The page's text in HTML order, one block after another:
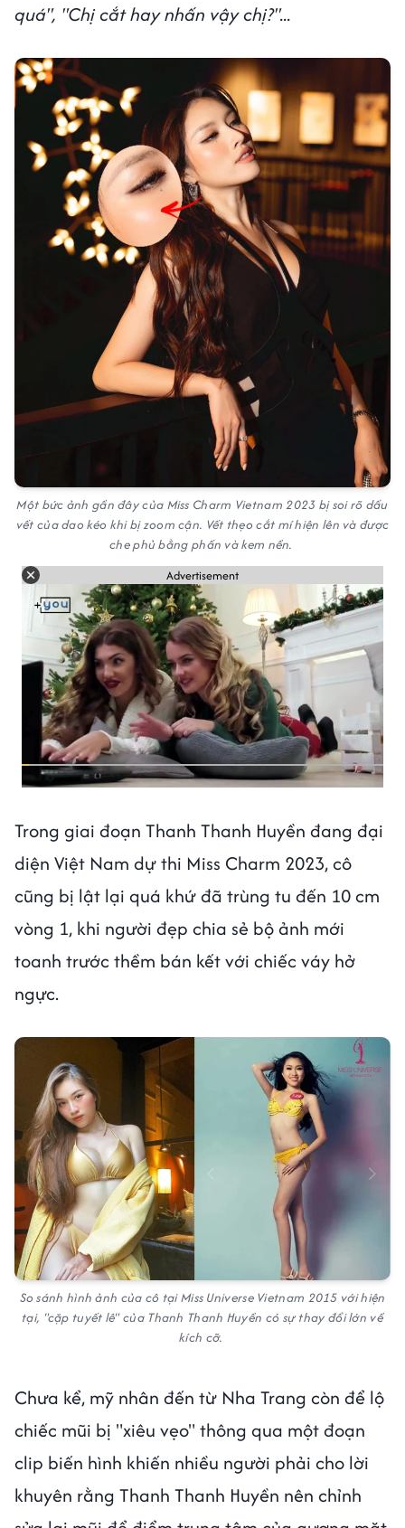
quá", "Chị cắt hay nhấn vậy chị?"...
Một bức ảnh gần đây của Miss Charm Vietnam 2023 bị soi rõ dấu
vết của dao kéo khi bị zoom cận. Vết thẹo cắt mí hiện lên và được
che phủ bằng phấn và kem nền.
Advertisement
Trong giai đoạn Thanh Thanh Huyền đang đại
diện Việt Nam dự thi Miss Charm 2023, cô
cũng bị lật lại quá khứ đã trùng tu đến 10 cm
vòng 1, khi người đẹp chia sẻ bộ ảnh mới
toanh trước thềm bán kết với chiếc váy hở
ngực.
So sánh hình ảnh của cô tại Miss Universe Vietnam 2015 với hiện
tại, "cặp tuyết lê" của Thanh Thanh Huyền có sự thay đổi lớn về
kích cỡ.
Chưa kể, mỹ nhân đến từ Nha Trang còn để lộ
chiếc mũi bị "xiêu vẹo" thông qua một đoạn
clip biến hình khiến nhiều người phải cho lời
khuyên rằng Thanh Thanh Huyền nên chỉnh